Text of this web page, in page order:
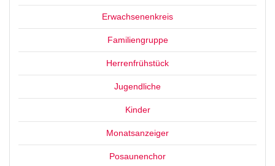
Erwachsenenkreis
Familiengruppe
Herrenfrühstück
Jugendliche
Kinder
Monatsanzeiger
Posaunenchor